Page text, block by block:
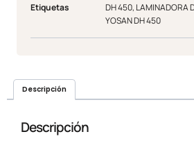
Etiquetas
DH 450, LAMINADORA
YOSAN DH 450
Descripción
Descripción